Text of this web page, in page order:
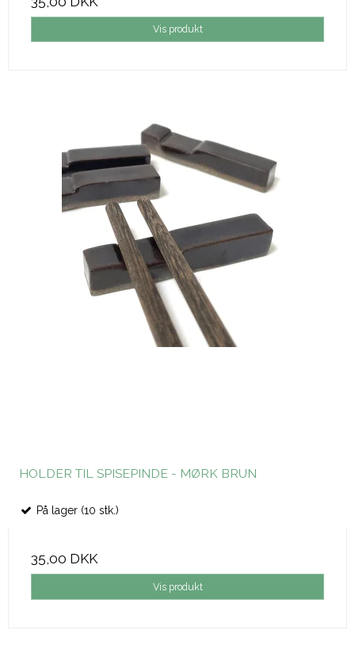
Vis produkt
HOLDER TIL SPISEPINDE - MØRK BRUN
På lager (10 stk.)
35,00 DKK
Vis produkt